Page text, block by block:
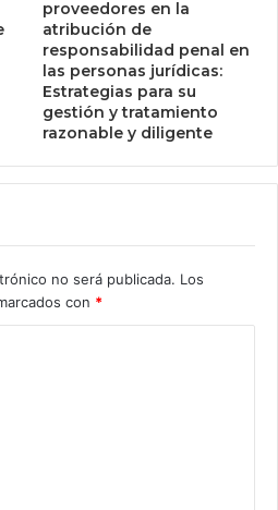
proveedores en la
atribución de
responsabilidad penal en
las personas jurídicas:
Estrategias para su
gestión y tratamiento
razonable y diligente
no será publicada. Los
con *